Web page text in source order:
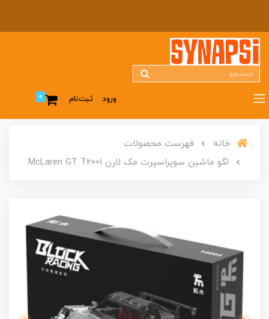
ورود ثبت‌نام 0
خانه
فهرست محصولات
لگو ماشین سوپراسپرت مک لارن McLaren GT T2001